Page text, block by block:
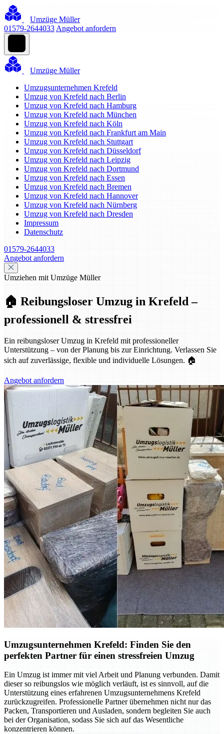
Umzüge Müller
01579-2644033 Angebot anfordern
Umzüge Müller
Umzugsunternehmen Krefeld
Umzug von Krefeld nach Berlin
Umzug von Krefeld nach Hamburg
Umzug von Krefeld nach München
Umzug von Krefeld nach Köln
Umzug von Krefeld nach Frankfurt am Main
Umzug von Krefeld nach Stuttgart
Umzug von Krefeld nach Düsseldorf
Umzug von Krefeld nach Leipzig
Umzug von Krefeld nach Dortmund
Umzug von Krefeld nach Essen
Umzug von Krefeld nach Bremen
Umzug von Krefeld nach Hannover
Umzug von Krefeld nach Nürnberg
Umzug von Krefeld nach Dresden
Impressum
Datenschutz
01579-2644033
Angebot anfordern
Umziehen mit Umzüge Müller
🏠 Reibungsloser Umzug in Krefeld –
professionell & stressfrei
Ein reibungsloser Umzug in Krefeld mit professioneller
Unterstützung – von der Planung bis zur Einrichtung. Verlassen Sie
sich auf zuverlässige, flexible und individuelle Lösungen. 🏠
Angebot anfordern
Umzugsunternehmen Krefeld: Finden Sie den
perfekten Partner für einen stressfreien Umzug
Ein Umzug ist immer mit viel Arbeit und Planung verbunden. Damit
dieser so reibungslos wie möglich verläuft, ist es sinnvoll, auf die
Unterstützung eines erfahrenen Umzugsunternehmens Krefeld
zurückzugreifen. Professionelle Partner übernehmen nicht nur das
Packen, Transportieren und Ausladen, sondern begleiten Sie auch
bei der Organisation, sodass Sie sich auf das Wesentliche
konzentrieren können.